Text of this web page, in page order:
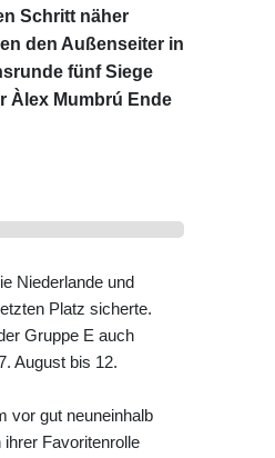
Schritt näher
den Außenseiter in
fünf Siege
Àlex Mumbrú Ende
Niederlande und
Platz sicherte.
Gruppe E auch
August bis 12.
vor gut neuneinhalb
Favoritenrolle